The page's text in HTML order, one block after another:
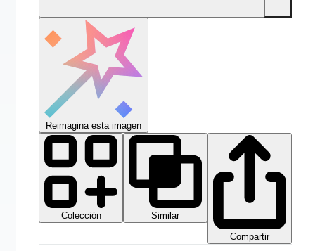
Reimagina esta imagen
Colección
Similar
Compartir